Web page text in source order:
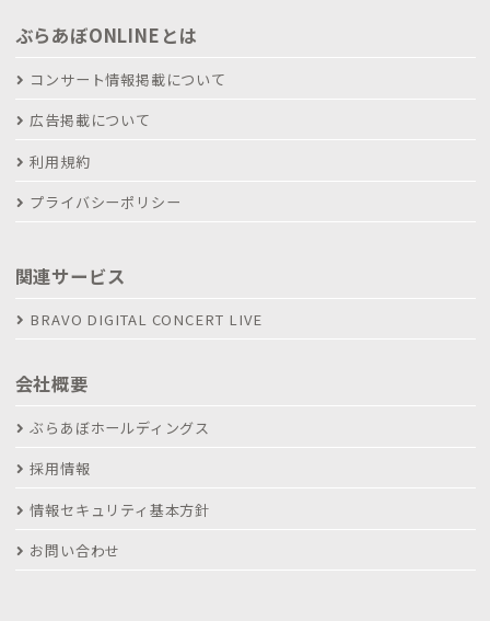
ぶらあぼONLINEとは
コンサート情報掲載について
広告掲載について
利用規約
プライバシーポリシー
関連サービス
BRAVO DIGITAL CONCERT LIVE
会社概要
ぶらあぼホールディングス
採用情報
情報セキュリティ基本方針
お問い合わせ